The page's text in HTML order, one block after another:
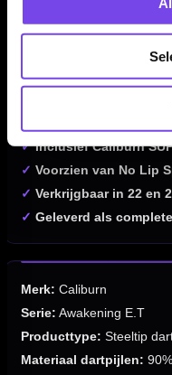
Steeltip darts van
✓ Awakening E.T-serie
Gemaakt van 90%
✓ Paarse
✓ Inclusief Caliburn
✓ Voorzien van No Lip
✓ Verkrijgbaar in 22 en
✓ Geleverd als
Merk: Caliburn
Serie: Awakening E.T
Producttype: Steeltip
Materiaal dartpijlen: